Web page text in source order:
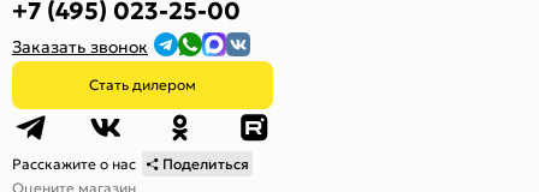
+7 (495) 023-25-00
Заказать звонок
Стать дилером
Расскажите о нас
Поделиться
Оцените магазин